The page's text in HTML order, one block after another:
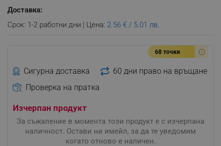
Доставка:
Срок: 1-2 работни дни | Цена: 2.56 € / 5.01 лв.
68 точки
Сигурна доставка
60 дни право на връщане
Проверка на пратка
Изчерпан продукт
За съжаление в момента този продукт е с изчерпана
наличност. Остави ни имейл, за да те уведомим
когато отново е наличен.